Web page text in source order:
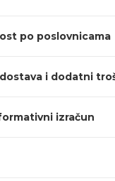
po poslovnicama
i dodatni
izračun